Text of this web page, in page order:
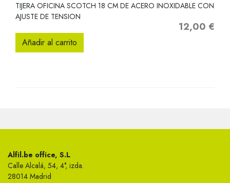
TIJERA OFICINA SCOTCH 18 CM DE ACERO INOXIDABLE CON
AJUSTE DE TENSION
Precio
12,00 €
Añadir al carrito
Alfil.be office, S.L
Calle Alcalá, 54, 4°, izda.
28014 Madrid